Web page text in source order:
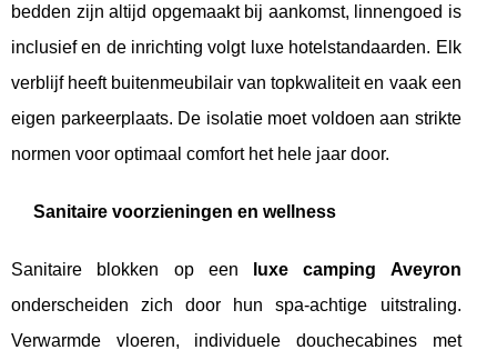
bedden zijn altijd opgemaakt bij aankomst, linnengoed is
inclusief en de inrichting volgt luxe hotelstandaarden. Elk
verblijf heeft buitenmeubilair van topkwaliteit en vaak een
eigen parkeerplaats. De isolatie moet voldoen aan strikte
normen voor optimaal comfort het hele jaar door.
Sanitaire voorzieningen en wellness
Sanitaire blokken op een
luxe camping Aveyron
onderscheiden zich door hun spa-achtige uitstraling.
Verwarmde vloeren, individuele douchecabines met